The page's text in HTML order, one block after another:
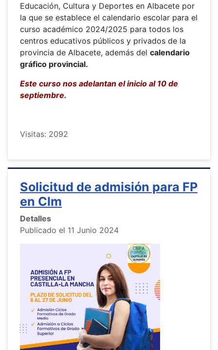
Educación, Cultura y Deportes en Albacete por
la que se establece el calendario escolar para el
curso académico 2024/2025 para todos los
centros educativos públicos y privados de la
provincia de Albacete, además del calendario
gráfico provincial.
Este curso nos adelantan el inicio al 10 de
septiembre.
Visitas: 2092
Solicitud de admisión para FP
en Clm
Detalles
Publicado el 11 Junio 2024